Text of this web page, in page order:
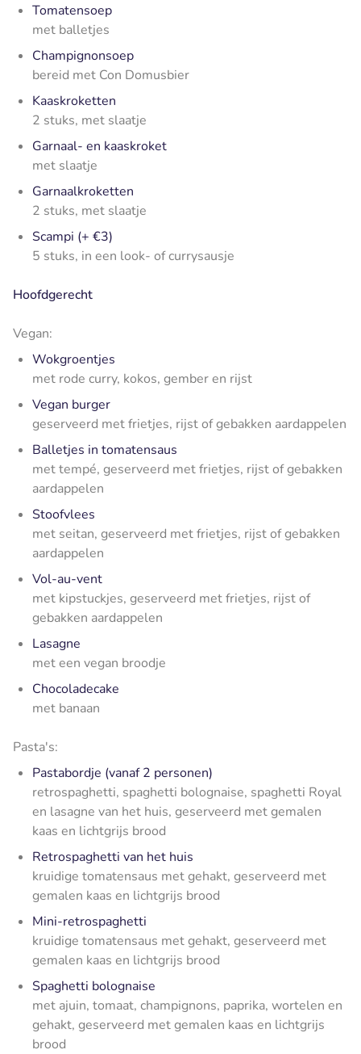
Tomatensoep
met balletjes
Champignonsoep
bereid met Con Domusbier
Kaaskroketten
2 stuks, met slaatje
Garnaal- en kaaskroket
met slaatje
Garnaalkroketten
2 stuks, met slaatje
Scampi (+ €3)
5 stuks, in een look- of currysausje
Hoofdgerecht
Vegan:
Wokgroentjes
met rode curry, kokos, gember en rijst
Vegan burger
geserveerd met frietjes, rijst of gebakken aardappelen
Balletjes in tomatensaus
met tempé, geserveerd met frietjes, rijst of gebakken
aardappelen
Stoofvlees
met seitan, geserveerd met frietjes, rijst of gebakken
aardappelen
Vol-au-vent
met kipstuckjes, geserveerd met frietjes, rijst of
gebakken aardappelen
Lasagne
met een vegan broodje
Chocoladecake
met banaan
Pasta's:
Pastabordje (vanaf 2 personen)
retrospaghetti, spaghetti bolognaise, spaghetti Royal
en lasagne van het huis, geserveerd met gemalen
kaas en lichtgrijs brood
Retrospaghetti van het huis
kruidige tomatensaus met gehakt, geserveerd met
gemalen kaas en lichtgrijs brood
Mini-retrospaghetti
kruidige tomatensaus met gehakt, geserveerd met
gemalen kaas en lichtgrijs brood
Spaghetti bolognaise
met ajuin, tomaat, champignons, paprika, wortelen en
gehakt, geserveerd met gemalen kaas en lichtgrijs
brood